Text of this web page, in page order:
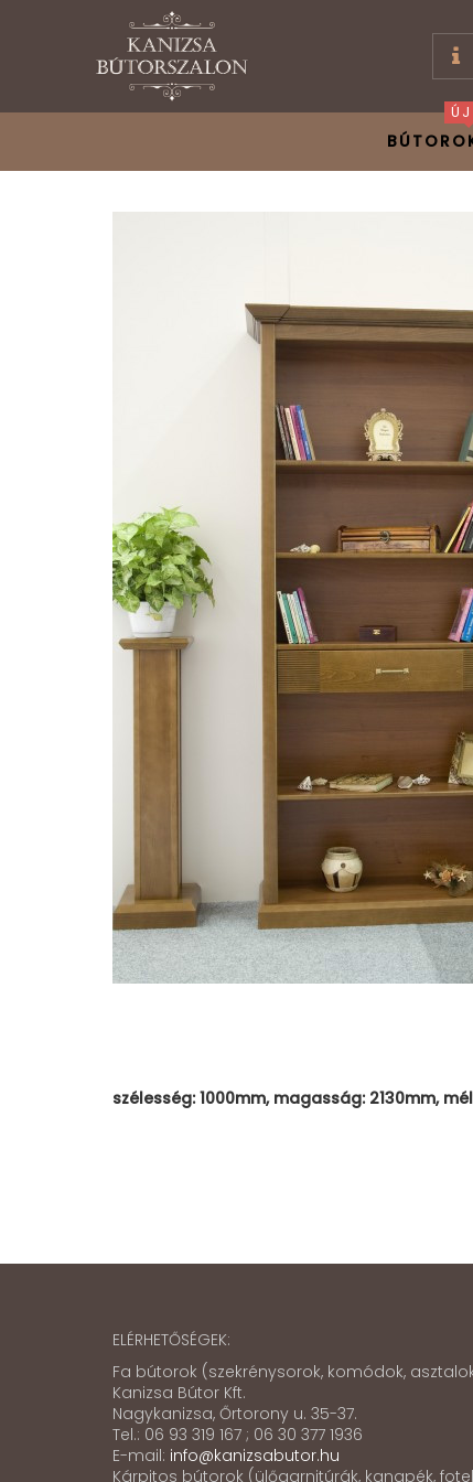
ÚJ
szélesség: 1000mm, magasság: 2130mm,
ELÉRHETŐSÉGEK:
Fa bútorok (szekrénysorok, komódok,
Kanizsa Bútor Kft.
Nagykanizsa, Őrtorony u. 35-37.
Tel.: 06 93 319 167 ; 06 30 377 1936
E-mail: info@kanizsabutor.hu
Kárpitos bútorok (ülőgarnitúrák, kanapék,